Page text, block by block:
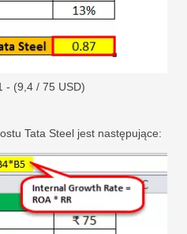
- (9,4 / 75 USD)
Tata Steel jest następujące: